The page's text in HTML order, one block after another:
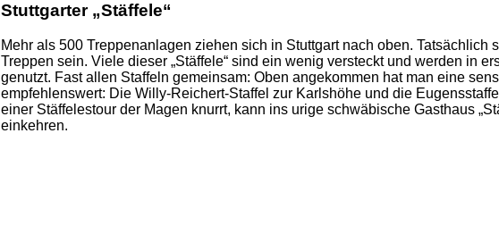
Stuttgarter „Stäffele“
Mehr als 500 Treppenanlagen ziehen sich in Stuttgart nach oben. Tatsächlich
Treppen sein. Viele dieser „Stäffele“ sind ein wenig versteckt und werden in
genutzt. Fast allen Staffeln gemeinsam: Oben angekommen hat man eine
empfehlenswert: Die Willy-Reichert-Staffel zur Karlshöhe und die
einer Stäffelestour der Magen knurrt, kann ins urige schwäbische Gasthaus
einkehren.